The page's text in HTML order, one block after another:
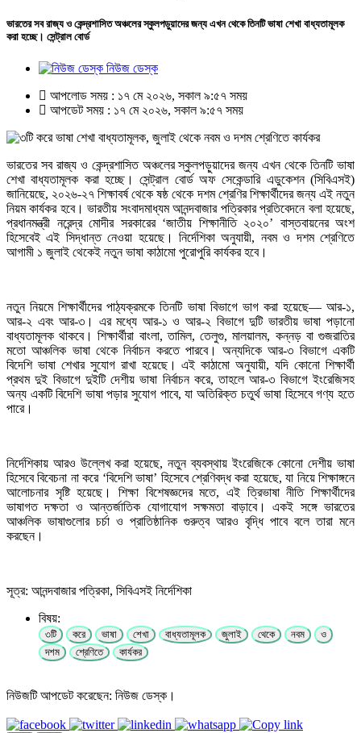
ভারতের সব রাজ্য ও কেন্দ্রশাসিত অঞ্চলের স্কুলপড়ুয়াদের জন্য এখন থেকে তিনটি ভাষা শেখা বাধ্যতামূলক
করা হচ্ছে। সেন্ট্রাল বোর্ড
নিউজ ডেস্ক
আপলোড সময় : ১৭ মে ২০২৬, সকাল ৯:৫৭ সময়
আপডেট সময় : ১৭ মে ২০২৬, সকাল ৯:৫৭ সময়
ভারতের সব রাজ্য ও কেন্দ্রশাসিত অঞ্চলের স্কুলপড়ুয়াদের জন্য এখন থেকে তিনটি ভাষা
শেখা বাধ্যতামূলক করা হচ্ছে। সেন্ট্রাল বোর্ড অফ সেকেন্ডারি এডুকেশন (সিবিএসই)
জানিয়েছে, ২০২৬-২৭ শিক্ষাবর্ষ থেকে ষষ্ঠ থেকে দশম শ্রেণির শিক্ষার্থীদের জন্য এই নতুন
নিয়ম কার্যকর হবে। ভারতীয় সংবাদমাধ্যম আনন্দবাজার পত্রিকার প্রতিবেদনে বলা হয়েছে,
প্রধানমন্ত্রী নরেন্দ্র মোদীর সরকারের ‘জাতীয় শিক্ষানীতি ২০২০’ বাস্তবায়নের অংশ
হিসেবেই এই সিদ্ধান্ত নেওয়া হয়েছে। নির্দেশিকা অনুযায়ী, নবম ও দশম শ্রেণিতে
আগামী ১ জুলাই থেকেই নতুন ভাষা কাঠামো পুরোপুরি কার্যকর হবে।
নতুন নিয়মে শিক্ষার্থীদের পাঠ্যক্রমকে তিনটি ভাষা বিভাগে ভাগ করা হয়েছে— আর-১,
আর-২ এবং আর-৩। এর মধ্যে আর-১ ও আর-২ বিভাগে দুটি ভারতীয় ভাষা পড়ানো
বাধ্যতামূলক থাকবে। শিক্ষার্থীরা বাংলা, তামিল, তেলুগু, মালয়ালম, কন্নড় বা গুজরাতির
মতো আঞ্চলিক ভাষা থেকে নির্বাচন করতে পারবে। অন্যদিকে আর-৩ বিভাগে একটি
বিদেশি ভাষা শেখার সুযোগ রাখা হয়েছে। এই কাঠামো অনুযায়ী, যদি কোনো শিক্ষার্থী
প্রথম দুই বিভাগে দুইটি দেশীয় ভাষা নির্বাচন করে, তাহলে আর-৩ বিভাগে ইংরেজিসহ
অন্য একটি বিদেশি ভাষা পড়ার সুযোগ পাবে, যা অতিরিক্ত চতুর্থ ভাষা হিসেবে গণ্য হতে
পারে।
নির্দেশিকায় আরও উল্লেখ করা হয়েছে, নতুন ব্যবস্থায় ইংরেজিকে কোনো দেশীয় ভাষা
হিসেবে বিবেচনা না করে ‘বিদেশি ভাষা’ হিসেবে শ্রেণিবদ্ধ করা হয়েছে, যা নিয়ে শিক্ষাঙ্গনে
আলোচনার সৃষ্টি হয়েছে। শিক্ষা বিশেষজ্ঞদের মতে, এই ত্রিভাষা নীতি শিক্ষার্থীদের
ভাষাগত দক্ষতা ও আন্তর্জাতিক যোগাযোগ সক্ষমতা বাড়াবে। একই সঙ্গে ভারতের
আঞ্চলিক ভাষাগুলোর চর্চা ও প্রাতিষ্ঠানিক গুরুত্ব আরও বৃদ্ধি পাবে বলে তারা মনে
করছেন।
সূত্র: আনন্দবাজার পত্রিকা, সিবিএসই নির্দেশিকা
বিষয়:
৩টি করে ভাষা শেখা বাধ্যতামূলক জুলাই থেকে নবম
ও
দশম
শ্রেণিতে কার্যকর
নিউজটি আপডেট করেছেন: নিউজ ডেস্ক।